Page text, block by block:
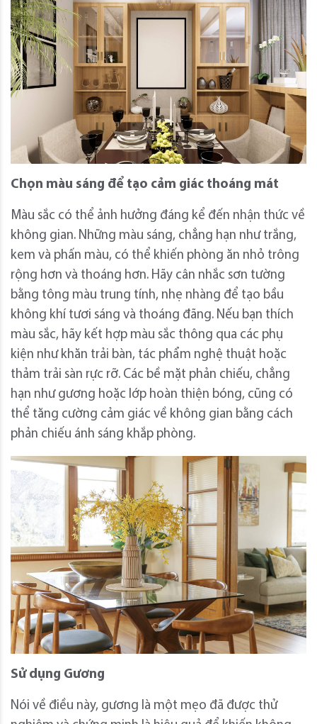
Chọn màu sáng để tạo cảm giác thoáng mát
Màu sắc có thể ảnh hưởng đáng kể đến nhận thức về
không gian. Những màu sáng, chẳng hạn như trắng,
kem và phấn màu, có thể khiến phòng ăn nhỏ trông
rộng hơn và thoáng hơn. Hãy cân nhắc sơn tường
bằng tông màu trung tính, nhẹ nhàng để tạo bầu
không khí tươi sáng và thoáng đãng. Nếu bạn thích
màu sắc, hãy kết hợp màu sắc thông qua các phụ
kiện như khăn trải bàn, tác phẩm nghệ thuật hoặc
thảm trải sàn rực rỡ. Các bề mặt phản chiếu, chẳng
hạn như gương hoặc lớp hoàn thiện bóng, cũng có
thể tăng cường cảm giác về không gian bằng cách
phản chiếu ánh sáng khắp phòng.
Sử dụng Gương
Nói về điều này, gương là một mẹo đã được thử